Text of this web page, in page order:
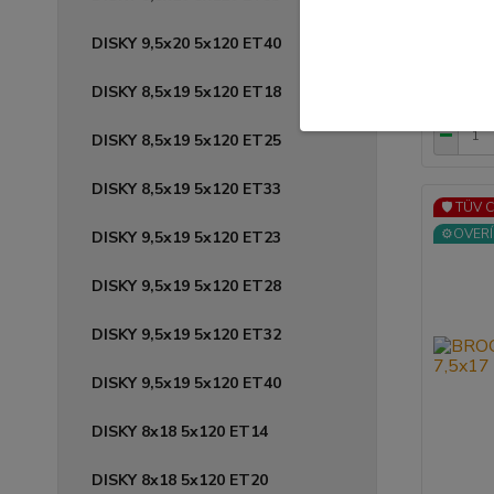
DISKY 9,5x20 5x120 ET40
DISKY 8,5x19 5x120 ET18
DISKY 8,5x19 5x120 ET25
DISKY 8,5x19 5x120 ET33
DISKY 9,5x19 5x120 ET23
DISKY 9,5x19 5x120 ET28
DISKY 9,5x19 5x120 ET32
DISKY 9,5x19 5x120 ET40
DISKY 8x18 5x120 ET14
DISKY 8x18 5x120 ET20
🛡️ TÜV